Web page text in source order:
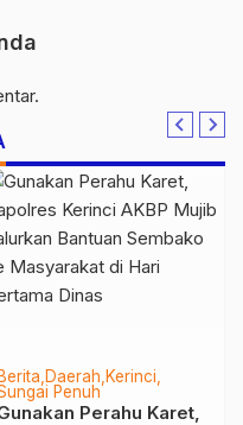
Berita Daerah Kerinci
Penuh
Perahu Karet,